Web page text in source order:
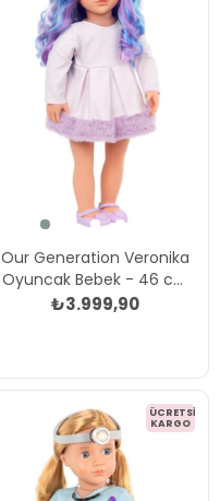
Our Generation Veronika
Oyuncak Bebek - 46 cm
Çok Renkli
₺3.999,90
ÜCRETSIZ
KARGO